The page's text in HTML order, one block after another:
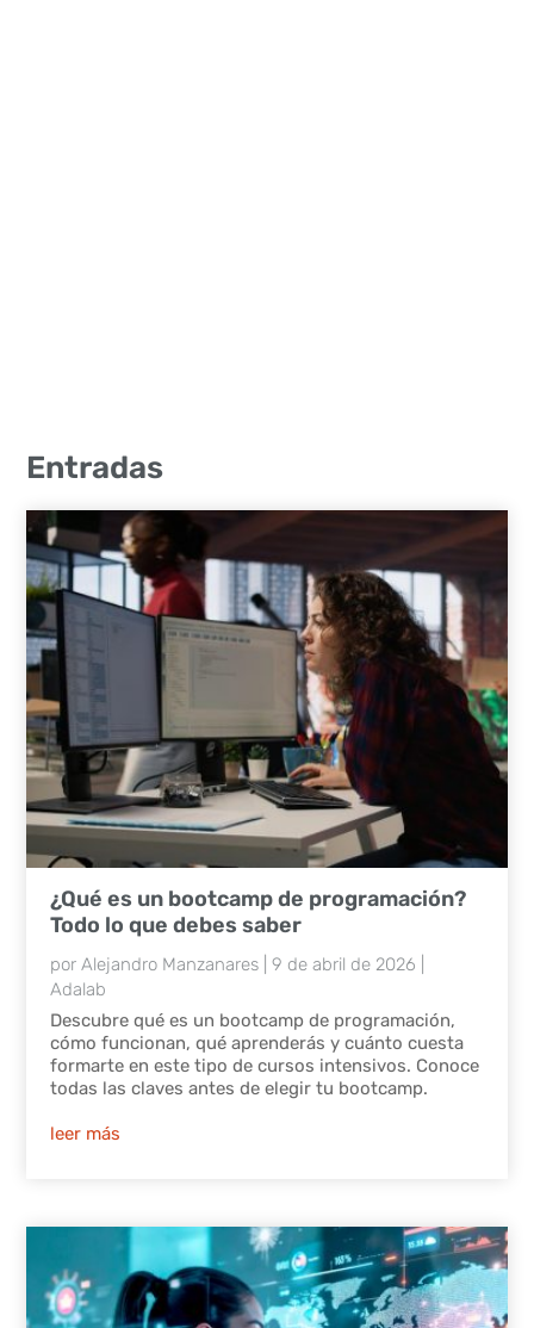
Entradas
¿Qué es un bootcamp de programación?
Todo lo que debes saber
porAlejandro Manzanares |9 de abril de 2026
Adalab
Descubre qué es un bootcamp de programación,
cómo funcionan, qué aprenderás y cuánto cuesta
formarte en este tipo de cursos intensivos. Conoce
todas las claves antes de elegir tu bootcamp.
leer más